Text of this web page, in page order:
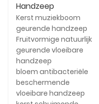
Handzeep
Kerst muziekboom
geurende handzeep
Fruitvormige natuurlijk
geurende vloeibare
handzeep
bloem antibacteriële
beschermende
vloeibare handzeep